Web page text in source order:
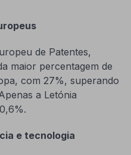
de Patentes,
maior percentagem de
com 27%, superando
a Letónia
e tecnologia